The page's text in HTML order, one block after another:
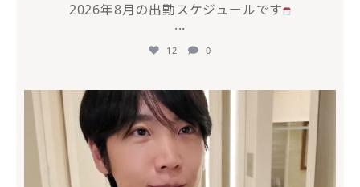
2026年8月の出勤スケジュールです
...
12 0
mycli.honda
7月 17